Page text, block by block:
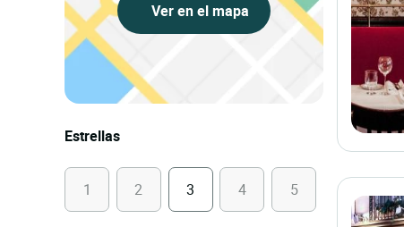
Ver en el mapa
Estrellas
1 2 3 4 5